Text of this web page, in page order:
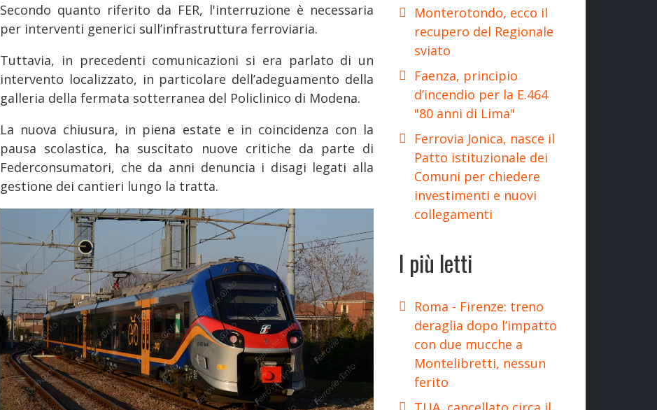
Secondo quanto riferito da FER, l'interruzione è necessaria
per interventi generici sull’infrastruttura ferroviaria.
Tuttavia, in precedenti comunicazioni si era parlato di un
intervento localizzato, in particolare dell’adeguamento della
galleria della fermata sotterranea del Policlinico di Modena.
La nuova chiusura, in piena estate e in coincidenza con la
pausa scolastica, ha suscitato nuove critiche da parte di
Federconsumatori, che da anni denuncia i disagi legati alla
gestione dei cantieri lungo la tratta.
Monterotondo, ecco il
recupero del Regionale
sviato
Faenza, principio
d’incendio per la E.464
"80 anni di Lima"
Ferrovia Jonica, nasce il
Patto istituzionale dei
Comuni per chiedere
investimenti e nuovi
collegamenti
I più letti
Roma - Firenze: treno
deraglia dopo l’impatto
con due mucche a
Montelibretti, nessun
ferito